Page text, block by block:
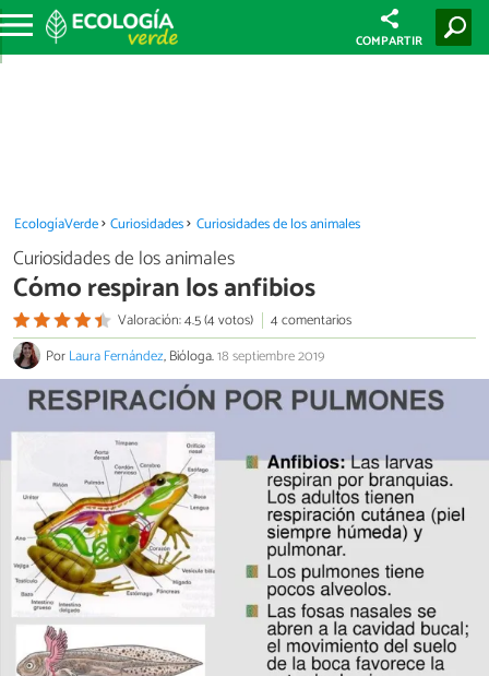
COMPARTIR
EcologíaVerde Curiosidades Curiosidades de los animales
Curiosidades de los animales
Cómo respiran los anfibios
Valoración: 4.5 (4 votos)
4 comentarios
PorLaura Fernández, Bióloga.18 septiembre 2019